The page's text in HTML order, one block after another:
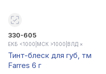
330-605
ЕКБ <1000 МСК >1000 ВЛД ×
Тинт-блеск для губ, тм
Farres 6 г